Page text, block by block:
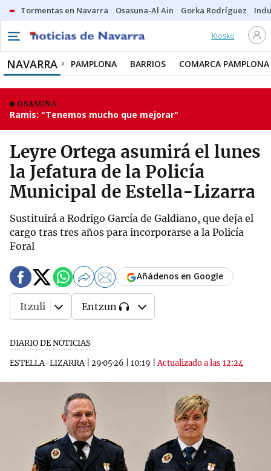
Tormentas en Navarra Osasuna-Al Ain Gorka Rodríguez
Kiosko
NAVARRA PAMPLONA BARRIOS COMARCA PAMPLONA
OSASUNA
Ramis: "Tenemos mucho que mejorar"
Leyre Ortega asumirá el lunes
la Jefatura de la Policía
Municipal de Estella-Lizarra
Sustituirá a Rodrigo García de Galdiano, que deja el
cargo tras tres años para incorporarse a la Policía
Foral
DIARIO DE NOTICIAS
ESTELLA-LIZARRA| 29·05·26 10:19 |Actualizado a las 12:24
Añádenos en Google
Itzuli Entzun